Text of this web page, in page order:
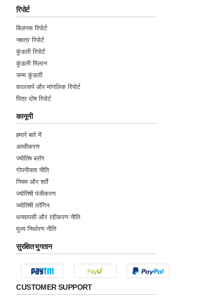
रिपोर्ट
बिज़नस रिपोर्ट
नक्षत्र रिपोर्ट
कुंडली रिपोर्ट
कुंडली मिलान
जन्म कुंडली
कालसर्प और मांगलिक रिपोर्ट
पित्र दोष रिपोर्ट
कानूनी
हमारे बारे में
अस्वीकरण
ज्योतिष ब्लॉग
गोपनीयता नीति
नियम और शर्तें
ज्योतिषी पंजीकरण
ज्योतिषी लॉगिन
धनवापसी और रद्दीकरण नीति
मूल्य निर्धारण नीति
सुरक्षित भुगतान
CUSTOMER SUPPORT